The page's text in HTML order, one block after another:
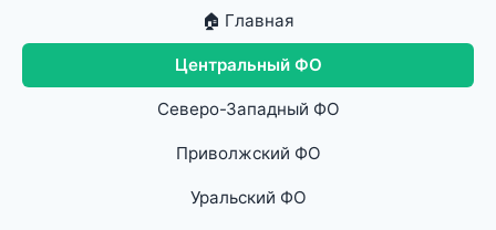
🏠 Главная
Центральный ФО
Северо-Западный ФО
Приволжский ФО
Уральский ФО